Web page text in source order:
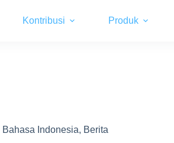
Kontribusi Produk
Bahasa Indonesia, Berita